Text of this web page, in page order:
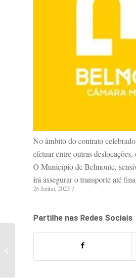
No âmbito do contrato
efetuar entre outras
O Município de Belmonte,
irá assegurar o transporte até
26 Junho, 2023 /
Partilhe nas Redes Sociais
Aviso à População | Risco